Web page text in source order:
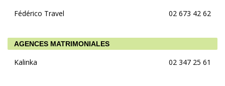
Fédérico Travel
02 673 42 62
AGENCES MATRIMONIALES
Kalinka 02 347 25 61